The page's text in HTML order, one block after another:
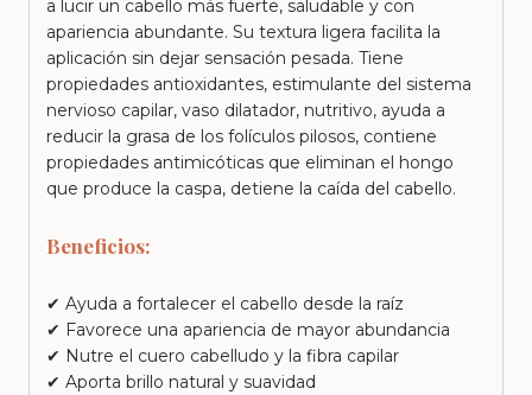
a lucir un cabello más fuerte, saludable y con
apariencia abundante. Su textura ligera facilita la
aplicación sin dejar sensación pesada. Tiene
propiedades antioxidantes, estimulante del sistema
nervioso capilar, vaso dilatador, nutritivo, ayuda a
reducir la grasa de los folículos pilosos, contiene
propiedades antimicóticas que eliminan el hongo
que produce la caspa, detiene la caída del cabello.
Beneficios:
✔ Ayuda a fortalecer el cabello desde la raíz
✔ Favorece una apariencia de mayor abundancia
✔ Nutre el cuero cabelludo y la fibra capilar
✔ Aporta brillo natural y suavidad